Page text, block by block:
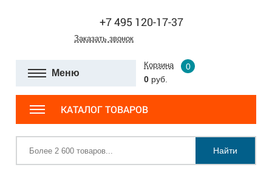
+7 495 120-17-37
Заказать звонок
Меню
Корзина
0
0 руб.
КАТАЛОГ ТОВАРОВ
Найти